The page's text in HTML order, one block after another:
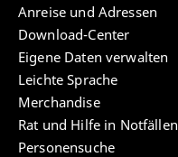
Anreise und Adressen
Download-Center
Eigene Daten verwalten
Leichte Sprache
Merchandise
Rat und Hilfe in Notfällen
Personensuche